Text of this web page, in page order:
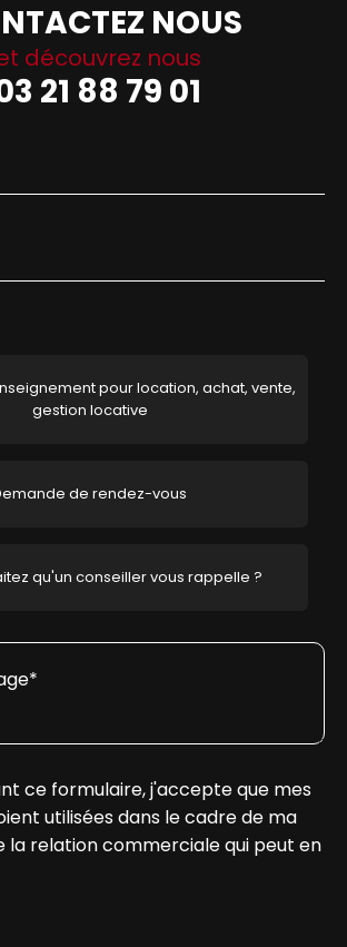
NOUS
découvrez nous
21 88 79 01
pour location, achat, vente,
gestion locative
de rendez-vous
qu'un conseiller vous rappelle ?
ce formulaire, j'accepte que mes
utilisées dans le cadre de ma
la relation commerciale qui peut en